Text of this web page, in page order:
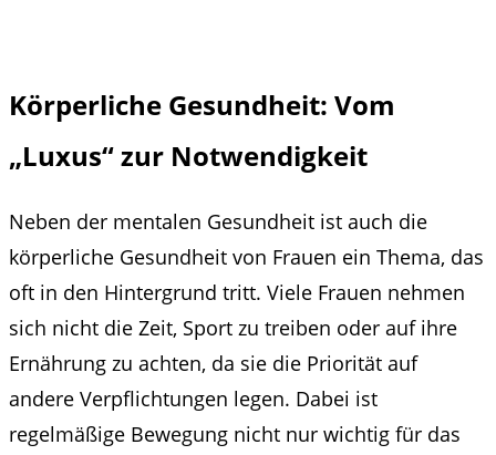
Körperliche Gesundheit: Vom
„Luxus“ zur Notwendigkeit
Neben der mentalen Gesundheit ist auch die
körperliche Gesundheit von Frauen ein Thema, das
oft in den Hintergrund tritt. Viele Frauen nehmen
sich nicht die Zeit, Sport zu treiben oder auf ihre
Ernährung zu achten, da sie die Priorität auf
andere Verpflichtungen legen. Dabei ist
regelmäßige Bewegung nicht nur wichtig für das